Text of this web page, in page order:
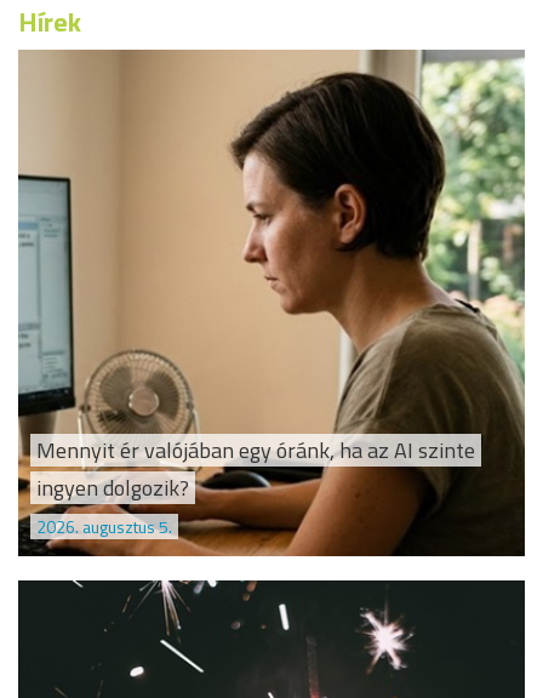
Hírek
Mennyit ér valójában egy óránk, ha az AI szinte
ingyen dolgozik?
2026. augusztus 5.